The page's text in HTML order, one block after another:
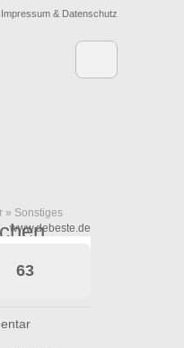
Impressum & Datenschutz
» Sonstiges
www.debeste.de
63